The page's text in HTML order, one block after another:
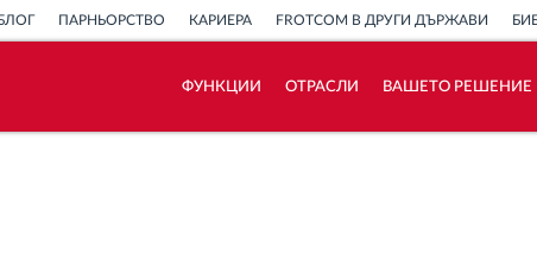
ПАРНЬОРСТВО КАРИЕРА FROTCOM В ДРУГИ ДЪРЖАВИ
ФУНКЦИИ ОТРАСЛИ ВАШЕТО РЕШЕНИЕ